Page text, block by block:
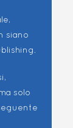
siano
solo